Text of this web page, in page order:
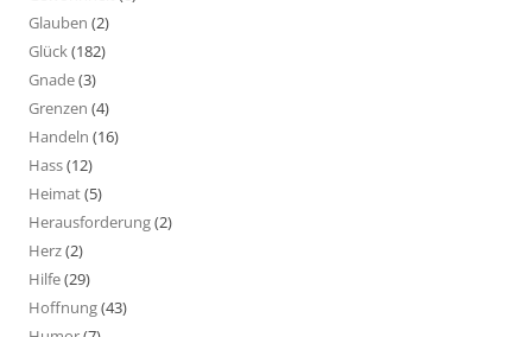
Glauben (2)
Glück(182)
Gnade(3)
Grenzen (4)
Handeln (16)
Hass(12)
Heimat(5)
Herausforderung(2)
Herz(2)
Hilfe(29)
Hoffnung(43)